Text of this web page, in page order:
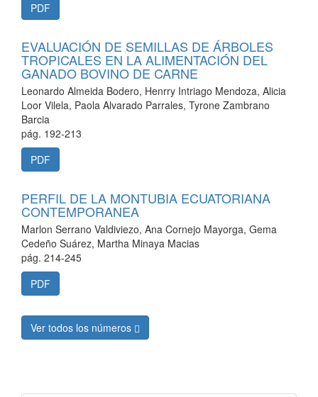
PDF
EVALUACIÓN DE SEMILLAS DE ÁRBOLES
TROPICALES EN LA ALIMENTACIÓN DEL
GANADO BOVINO DE CARNE
Leonardo Almeida Bodero, Henrry Intriago Mendoza, Alicia
Loor Vilela, Paola Alvarado Parrales, Tyrone Zambrano
Barcia
pág. 192-213
PDF
PERFIL DE LA MONTUBIA ECUATORIANA
CONTEMPORANEA
Marlon Serrano Valdiviezo, Ana Cornejo Mayorga, Gema
Cedeño Suárez, Martha Minaya Macias
pág. 214-245
PDF
Ver todos los números